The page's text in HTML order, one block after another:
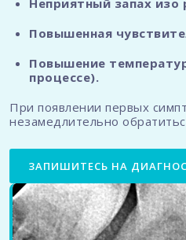
Неприятный запах изо
Повышенная
Повышение
процессе).
При появлении первых
незамедлительно
ЗАПИШИТЕСЬ НА